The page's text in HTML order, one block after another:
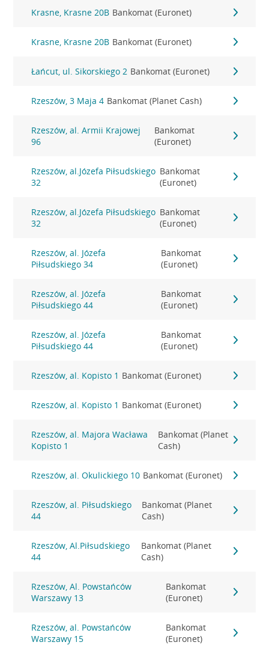
Krasne, Krasne 20B Bankomat (Euronet)
Krasne, Krasne 20B Bankomat (Euronet)
Łańcut, ul. Sikorskiego 2 Bankomat (Euronet)
Rzeszów, 3 Maja 4 Bankomat (Planet Cash)
Rzeszów, al. Armii Krajowej
96
Bankomat
(Euronet)
Rzeszów, al.Józefa Piłsudskiego
32
Bankomat
(Euronet)
Rzeszów, al.Józefa Piłsudskiego
32
Bankomat
(Euronet)
Rzeszów, al. Józefa
Piłsudskiego 34
Bankomat
(Euronet)
Rzeszów, al. Józefa
Piłsudskiego 44
Bankomat
(Euronet)
Rzeszów, al. Józefa
Piłsudskiego 44
Bankomat
(Euronet)
Rzeszów, al. Kopisto 1 Bankomat (Euronet)
Rzeszów, al. Kopisto 1 Bankomat (Euronet)
Rzeszów, al. Majora Wacława
Kopisto 1
Bankomat (Planet
Cash)
Rzeszów, al. Okulickiego 10 Bankomat (Euronet)
Rzeszów, al. Piłsudskiego
44
Bankomat (Planet
Cash)
Rzeszów, Al.Piłsudskiego
44
Bankomat (Planet
Cash)
Rzeszów, Al. Powstańców
Warszawy 13
Bankomat
(Euronet)
Rzeszów, al. Powstańców
Warszawy 15
Bankomat
(Euronet)